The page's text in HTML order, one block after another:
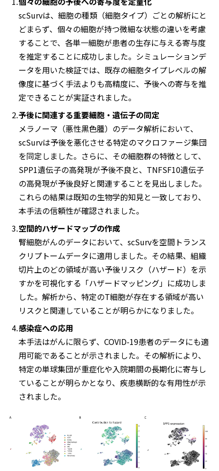
scSurvは、細胞の種類（細胞タイプ）ごとの解析にと
どまらず、個々の細胞が持つ微細な状態の違いを考慮
することで、各単一細胞が患者の生存に与える寄与度
を推定することに成功しました。シミュレーションデ
ータを用いた検証では、既存の細胞タイプレベルの解
像度に基づく手法よりも高精度に、予後への寄与を推
定できることが実証されました。
予後に関連する重要細胞・遺伝子の同定
メラノーマ（悪性黒色腫）のデータ解析において、
scSurvは予後を悪化させる特定のマクロファージ集団
を同定しました。さらに、その細胞群の特徴として、
SPP1遺伝子の高発現が予後不良と、TNFSF10遺伝子
の高発現が予後良好と関連することを見出しました。
これらの結果は既知の生物学的知見と一致しており、
本手法の信頼性が確認されました。
空間的ハザードマップの作成
腎細胞がんのデータにおいて、scSurvを空間トランス
クリプトームデータに適用しました。その結果、組織
切片上のどの領域が高い予後リスク（ハザード）を示
すかを可視化する「ハザードマッピング」に成功しま
した。解析から、特定のT細胞が存在する領域が高い
リスクと関連していることが明らかになりました。
感染症への応用
本手法はがんに限らず、COVID-19患者のデータにも適
用可能であることが示されました。その解析により、
特定の単球集団が重症化や入院期間の長期化に寄与し
ていることが明らかとなり、疾患横断的な有用性が示
されました。